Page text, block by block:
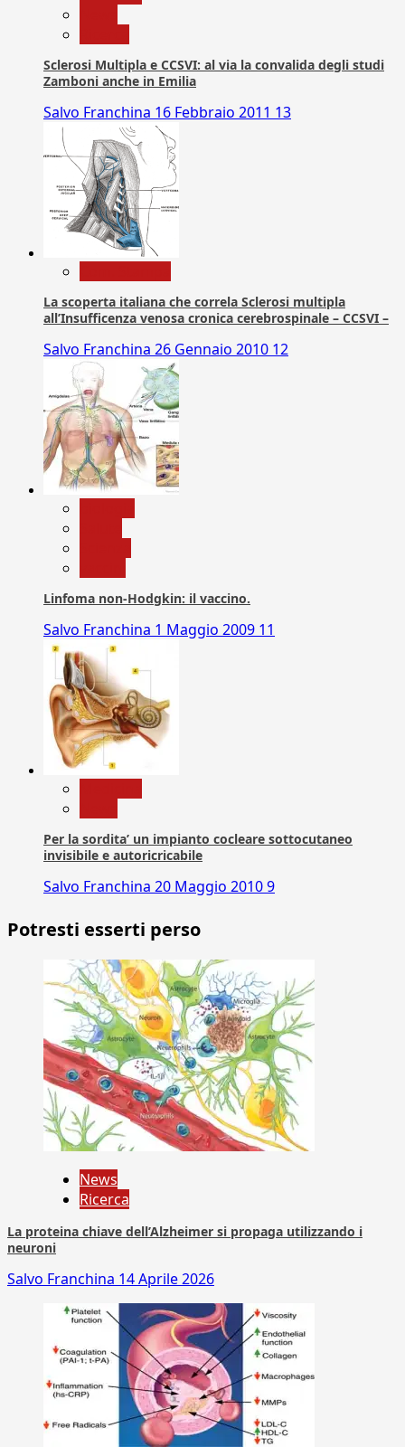
Sclerosi Multipla e CCSVI: al via la convalida degli studi
Zamboni anche in Emilia
Salvo Franchina 16 Febbraio 2011 13
La scoperta italiana che correla Sclerosi multipla
all’Insufficenza venosa cronica cerebrospinale – CCSVI –
Salvo Franchina 26 Gennaio 2010 12
Linfoma non-Hodgkin: il vaccino.
Salvo Franchina 1 Maggio 2009 11
Per la sordita’ un impianto cocleare sottocutaneo
invisibile e autoricricabile
Salvo Franchina 20 Maggio 20109
Potresti esserti perso
News
Ricerca
La proteina chiave dell’Alzheimer si propaga utilizzando i
neuroni
Salvo Franchina 14 Aprile 2026